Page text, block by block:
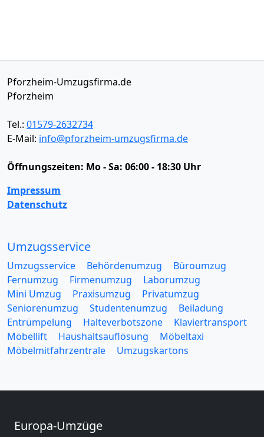
Pforzheim-Umzugsfirma.de
Pforzheim
Tel.: 01579-2632734
E-Mail: info@pforzheim-umzugsfirma.de
Öffnungszeiten: Mo - Sa: 06:00 - 18:30 Uhr
Impressum
Datenschutz
Umzugsservice
Umzugsservice Behördenumzug
Büroumzug
Fernumzug
Firmenumzug
Laborumzug
Mini Umzug
Praxisumzug
Privatumzug
Seniorenumzug
Studentenumzug
Beiladung
Entrümpelung
Halteverbotszone
Klaviertransport
Möbellift
Haushaltsauflösung
Möbeltaxi
Möbelmitfahrzentrale
Umzugskartons
Europa-Umzüge